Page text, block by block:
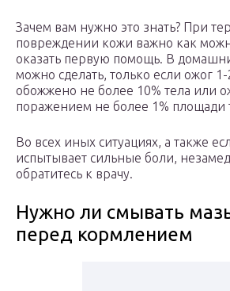
Зачем вам нужно это знать? При
повреждении кожи важно как
оказать первую помощь. В
можно сделать, только если ожог
обожжено не более 10% тела или
поражением не более 1% площади
Во всех иных ситуациях, а также
испытывает сильные боли,
обратитесь к врачу.
Нужно ли смывать
перед кормлением